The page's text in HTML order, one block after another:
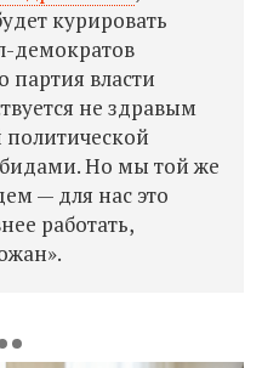
курировать
демократов
партия власти
не здравым
Но мы той же
— для нас это
работать,